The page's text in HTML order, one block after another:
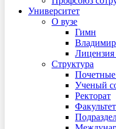
Университет
О вузе
Гимн
Лицензия
Структура
Почетные
Ученый
Ректорат